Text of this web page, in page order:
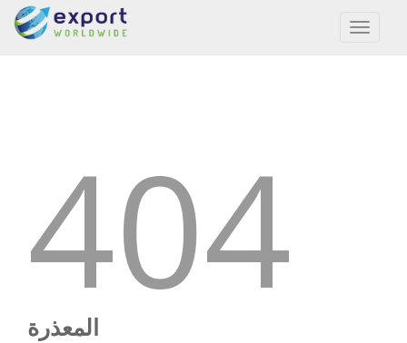
Toggle
404
المعذرة